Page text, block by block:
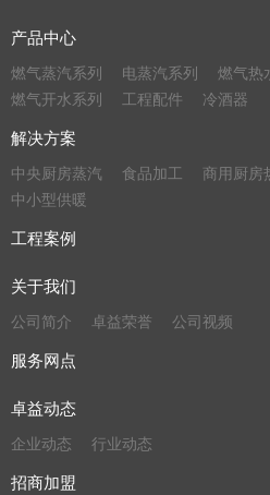
产品中心
燃气蒸汽系列 电蒸汽系列 燃气热
燃气开水系列
工程配件 冷酒器
解决方案
中央厨房蒸汽 食品加工 商用厨房
中小型供暖
工程案例
关于我们
公司简介 卓益荣誉 公司视频
服务网点
卓益动态
企业动态 行业动态
招商加盟